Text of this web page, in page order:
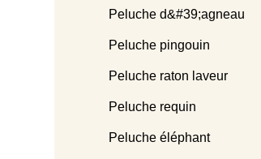
Peluche d&#39;agneau
Peluche pingouin
Peluche raton laveur
Peluche requin
Peluche éléphant